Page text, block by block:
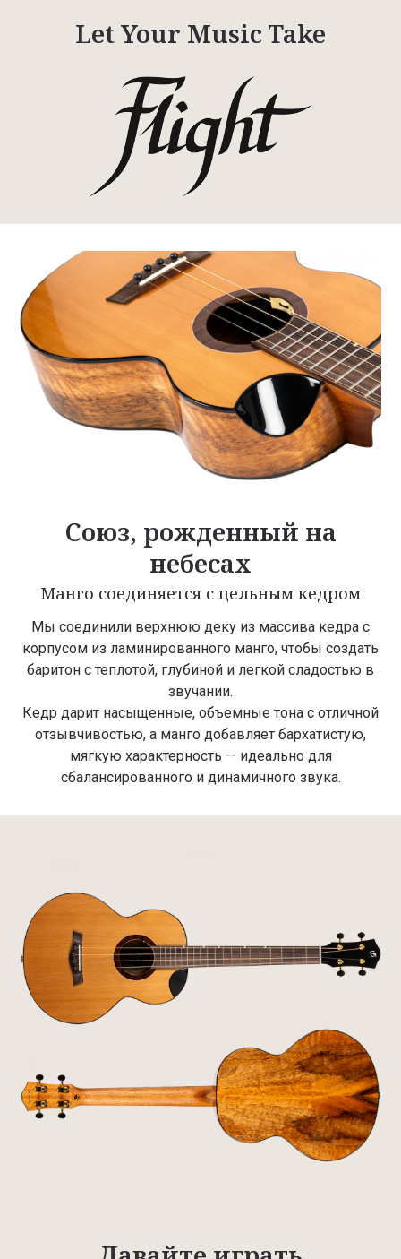
Let Your Music Take
Союз, рожденный на
небесах
Манго соединяется с цельным кедром
Мы соединили верхнюю деку из массива кедра с
корпусом из ламинированного манго, чтобы создать
баритон с теплотой, глубиной и легкой сладостью в
звучании.
Кедр дарит насыщенные, объемные тона с отличной
отзывчивостью, а манго добавляет бархатистую,
мягкую характерность — идеально для
сбалансированного и динамичного звука.